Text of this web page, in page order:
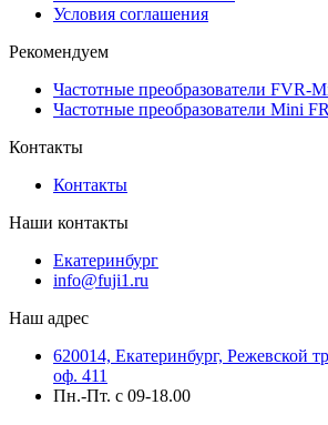
Условия соглашения
Рекомендуем
Частотные преобразователи FVR-
Частотные преобразователи Mini
Контакты
Контакты
Наши контакты
Екатеринбург
info@fuji1.ru
Наш адрес
620014, Екатеринбург, Режевской
оф. 411
Пн.-Пт. с 09-18.00